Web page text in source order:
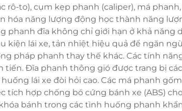
rô-to), cụm kẹp phanh (caliper), má
hóa năng lượng động học thành năng
phanh đĩa không chỉ giới hạn ở khả
kiện lái xe, tản nhiệt hiệu quả để ngăn
pháp phanh thay thế khác. Các tính
tiến. Đĩa phanh thông gió được trang bị
lái xe đòi hỏi cao. Các má phanh
tích hợp chống bó cứng bánh xe (ABS)
bánh trong các tình huống phanh